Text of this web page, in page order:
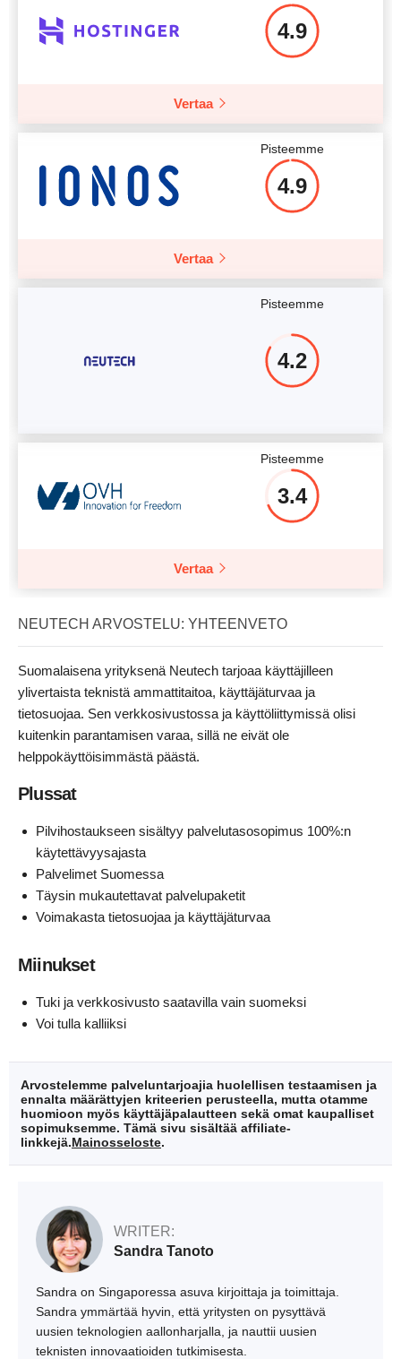
4.9
Vertaa
Pisteemme
4.9
Vertaa
Pisteemme
4.2
Pisteemme
3.4
Vertaa
NEUTECH ARVOSTELU: YHTEENVETO
Suomalaisena yrityksenä Neutech tarjoaa käyttäjilleen
ylivertaista teknistä ammattitaitoa, käyttäjäturvaa ja
tietosuojaa. Sen verkkosivustossa ja käyttöliittymissä olisi
kuitenkin parantamisen varaa, sillä ne eivät ole
helppokäyttöisimmästä päästä.
Plussat
Pilvihostaukseen sisältyy palvelutasosopimus 100%:n
käytettävyysajasta
Palvelimet Suomessa
Täysin mukautettavat palvelupaketit
Voimakasta tietosuojaa ja käyttäjäturvaa
Miinukset
Tuki ja verkkosivusto saatavilla vain suomeksi
Voi tulla kalliiksi
Arvostelemme palveluntarjoajia huolellisen testaamisen ja
ennalta määrättyjen kriteerien perusteella, mutta otamme
huomioon myös käyttäjäpalautteen sekä omat kaupalliset
sopimuksemme. Tämä sivu sisältää affiliate-
linkkejä.Mainosseloste.
WRITER:
Sandra Tanoto
Sandra on Singaporessa asuva kirjoittaja ja toimittaja.
Sandra ymmärtää hyvin, että yritysten on pysyttävä
uusien teknologien aallonharjalla, ja nauttii uusien
teknisten innovaatioiden tutkimisesta.